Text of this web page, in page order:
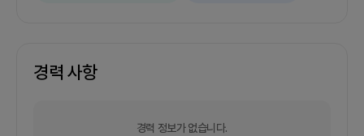
경력 사항
경력 정보가 없습니다.